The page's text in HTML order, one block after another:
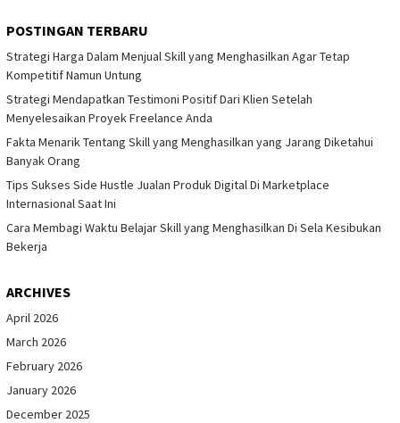
POSTINGAN TERBARU
Strategi Harga Dalam Menjual Skill yang Menghasilkan Agar Tetap
Kompetitif Namun Untung
Strategi Mendapatkan Testimoni Positif Dari Klien Setelah
Menyelesaikan Proyek Freelance Anda
Fakta Menarik Tentang Skill yang Menghasilkan yang Jarang Diketahui
Banyak Orang
Tips Sukses Side Hustle Jualan Produk Digital Di Marketplace
Internasional Saat Ini
Cara Membagi Waktu Belajar Skill yang Menghasilkan Di Sela Kesibukan
Bekerja
ARCHIVES
April 2026
March 2026
February 2026
January 2026
December 2025